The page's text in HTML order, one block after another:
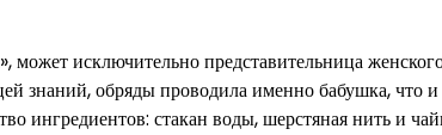
исключительно представительница
знаний, обряды проводила именно бабушка, что
ингредиентов: стакан воды, шерстяная нить и